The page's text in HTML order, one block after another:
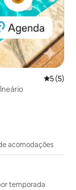
5 de
5 (5)
acomodações
temporada